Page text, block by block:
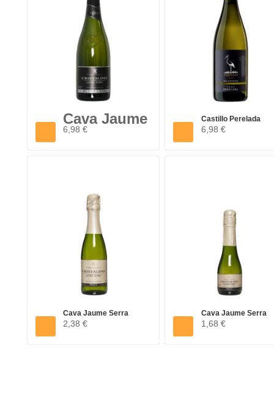
Cava Jaume
Serra
6,98 €
Castillo Perelada
Cigonyes...
6,98 €
Cava Jaume Serra
Cristalino...
2,38 €
Cava Jaume Serra
Cristalino...
1,68 €